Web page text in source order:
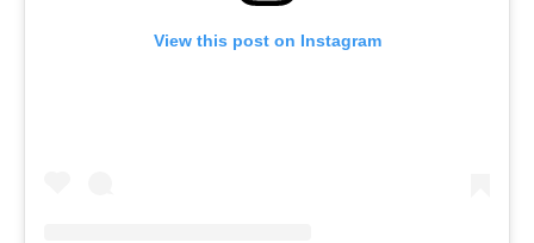
View this post on Instagram